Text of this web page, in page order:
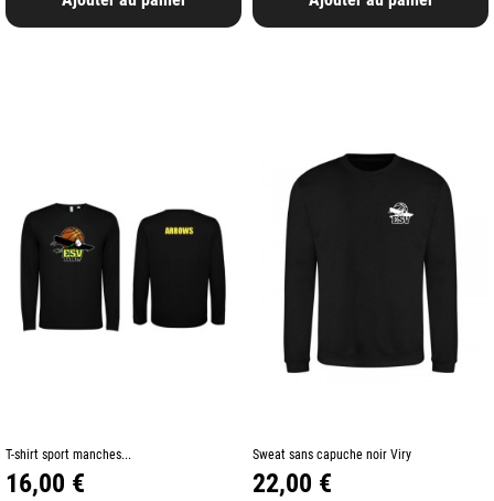
T-shirt sport manches...
Prix
16,00 €
Sweat sans capuche noir Viry
Prix
22,00 €